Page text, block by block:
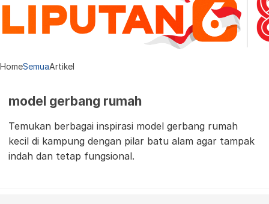
HomeSemuaArtikel
model gerbang rumah
Temukan berbagai inspirasi model gerbang rumah
kecil di kampung dengan pilar batu alam agar tampak
indah dan tetap fungsional.